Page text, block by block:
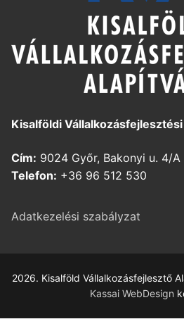
Kisalföldi
Cím: 9024 Győr, Bakonyi u. 4/A
Telefon: +36 96 512 530
Adatkezelési szabályzat
2026. Kisalföld Vállalkozásfejlesztő
Kassai WebDesign